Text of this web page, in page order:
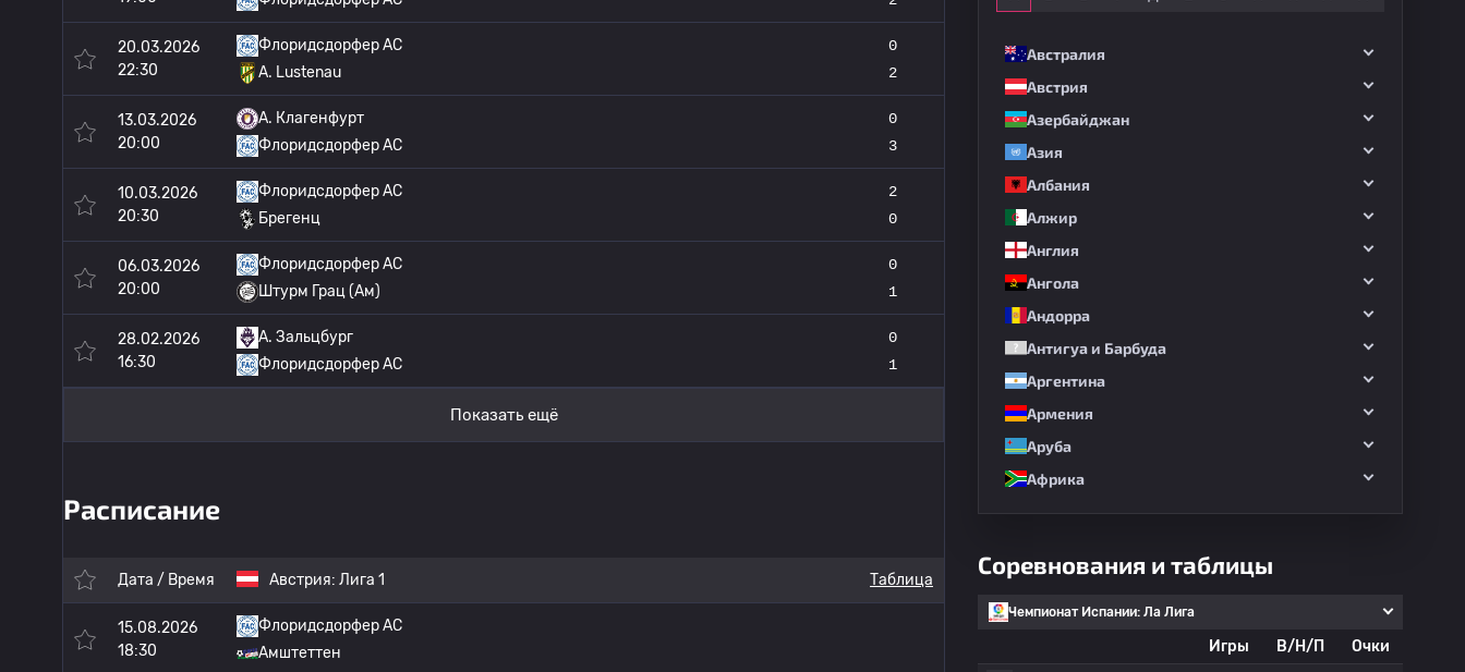
20.03.2026
22:30
Флоридсдорфер АС
A. Lustenau
0
2
13.03.2026
20:00
A. Клагенфурт
Флоридсдорфер АС
0
3
10.03.2026
20:30
Флоридсдорфер АС
Брегенц
2
0
06.03.2026
20:00
Флоридсдорфер АС
Штурм Грац (Ам)
0
1
28.02.2026
16:30
A. Зальцбург
Флоридсдорфер АС
0
1
Показать ещё
Расписание
Дата / Время Австрия: Лига 1 Таблица
15.08.2026
18:30
Флоридсдорфер АС
Амштеттен
Австралия
Австрия
Азербайджан
Азия
Албания
Алжир
Англия
Ангола
Андорра
Антигуа и Барбуда
Аргентина
Армения
Аруба
Африка
Соревнования и таблицы
Чемпионат Испании: Ла Лига
Игры В/Н/П
Очки